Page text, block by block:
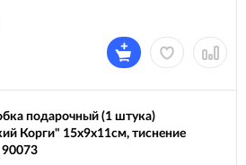
подарочный (1 штука)
Корги" 15х9х11см, тиснение
90073